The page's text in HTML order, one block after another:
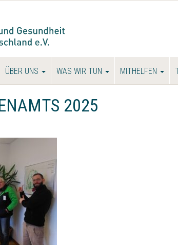
ÜBER UNS WAS WIR TUN MITHELFEN
2025